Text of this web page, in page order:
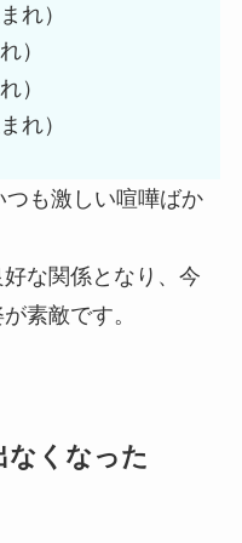
れ）
）
）
れ）
も激しい喧嘩ばか
な関係となり、今
素敵です。
なくなった